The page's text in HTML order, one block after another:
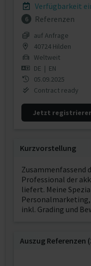
Verfügbarkeit
6 Referenzen
auf Anfrage
40724 Hilden
Weltweit
DE | EN
05.09.2025
Contract ready
Jetzt
Kurzvorstellung
Zusammenfassend
Professional der
liefert. Meine
inkl. Grading und
Auszug Referenzen